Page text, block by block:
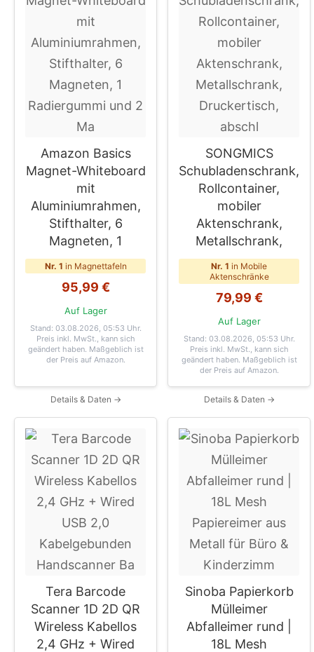
Amazon Basics
Magnet-Whiteboard
mit
Aluminiumrahmen,
Stifthalter, 6
Magneten, 1
Nr. 1 in Magnettafeln
95,99 €
Auf Lager
Stand: 03.08.2026, 05:53 Uhr.
Preis inkl. MwSt., kann sich
geändert haben. Maßgeblich ist
der Preis auf Amazon.
Details & Daten →
SONGMICS
Schubladenschrank,
Rollcontainer,
mobiler
Aktenschrank,
Metallschrank,
Nr. 1 in Mobile
Aktenschränke
79,99 €
Auf Lager
Stand: 03.08.2026, 05:53 Uhr.
Preis inkl. MwSt., kann sich
geändert haben. Maßgeblich ist
der Preis auf Amazon.
Details & Daten →
Tera Barcode
Scanner 1D 2D QR
Wireless Kabellos
2,4 GHz + Wired
Sinoba Papierkorb
Mülleimer
Abfalleimer rund |
18L Mesh